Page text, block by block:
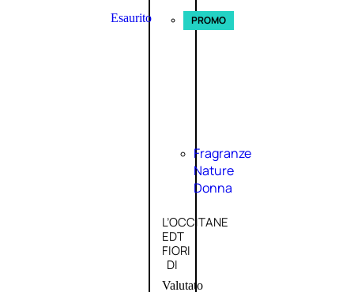
Esaurito PROMO
Fragranze
Nature
Donna
L’OCCITANE
EDT
FIORI
DI
Valutato